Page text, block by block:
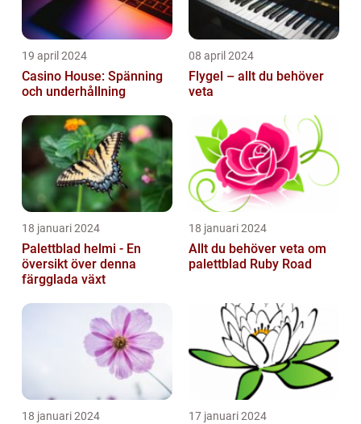
19 april 2024
Casino House: Spänning
och underhållning
08 april 2024
Flygel – allt du behöver
veta
18 januari 2024
Palettblad helmi - En
översikt över denna
färgglada växt
18 januari 2024
Allt du behöver veta om
palettblad Ruby Road
18 januari 2024 17 januari 2024